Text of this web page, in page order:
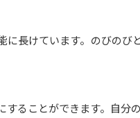
に長けています。のびの
することができます。自分